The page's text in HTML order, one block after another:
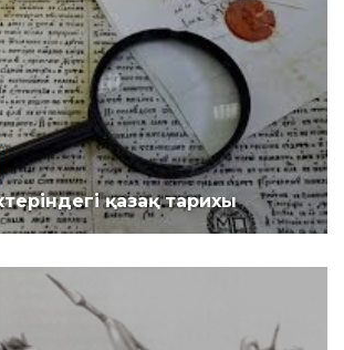
қазақ тарихы